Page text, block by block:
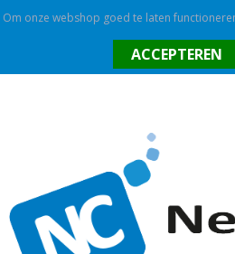
Promotietextiel
Tassen
Om onze webshop goed te laten